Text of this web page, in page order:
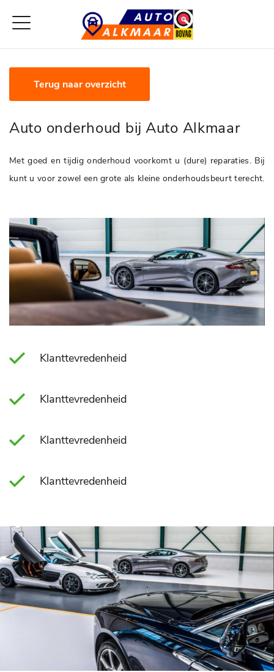
Terug naar overzicht
Auto onderhoud bij Auto Alkmaar
Met goed en tijdig onderhoud voorkomt u (dure) reparaties. Bij
kunt u voor zowel een grote als kleine onderhoudsbeurt terecht.
Klanttevredenheid
Klanttevredenheid
Klanttevredenheid
Klanttevredenheid